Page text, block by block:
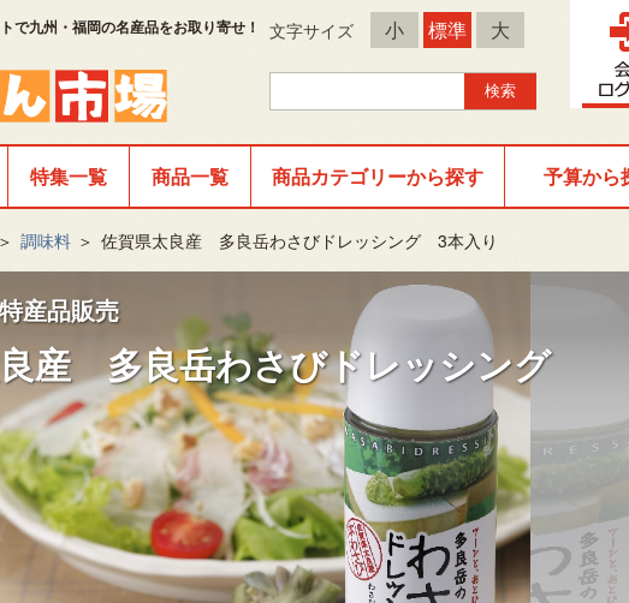
で九州・福岡の名産品をお取り寄せ！ 文字サイズ 小 標準 大
特集一覧 商品一覧 商品カテゴリーから探す 予算から
＞ 調味料 ＞ 佐賀県太良産 多良岳わさびドレッシング 3本入り
産品販売
産 多良岳わさびドレッシング